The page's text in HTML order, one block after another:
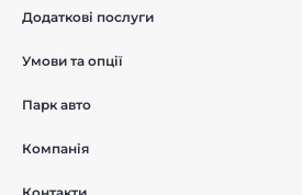
Додаткові послуги
Умови та опції
Парк авто
Компанія